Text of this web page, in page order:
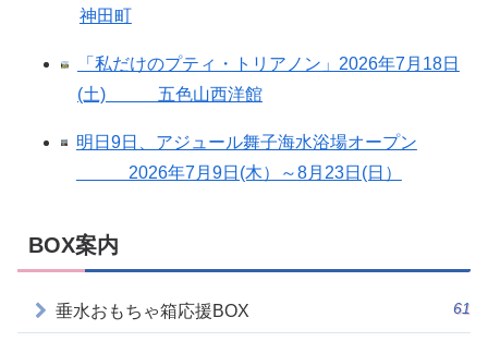
神田町
「私だけのプティ・トリアノン」2026年7月18日
(土) 五色山西洋館
明日9日、アジュール舞子海水浴場オープン
2026年7月9日(木）～8月23日(日）
BOX案内
垂水おもちゃ箱応援BOX 61